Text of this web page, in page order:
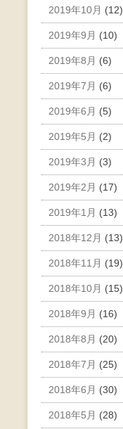
2019年10月 (12)
2019年9月 (10)
2019年8月 (6)
2019年7月 (6)
2019年6月 (5)
2019年5月 (2)
2019年3月 (3)
2019年2月 (17)
2019年1月 (13)
2018年12月 (13)
2018年11月 (19)
2018年10月 (15)
2018年9月 (16)
2018年8月 (20)
2018年7月 (25)
2018年6月 (30)
2018年5月 (28)